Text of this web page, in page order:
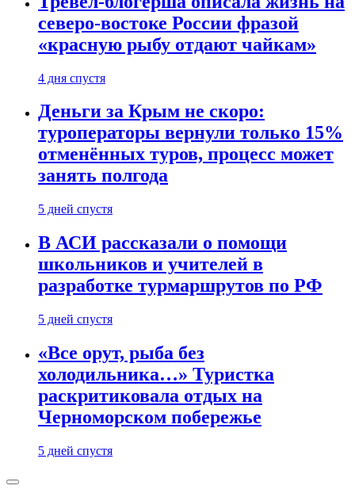
северо-востоке России фразой
«красную рыбу отдают чайкам»
4 дня спустя
Деньги за Крым не скоро:
туроператоры вернули только 15%
отменённых туров, процесс может
занять полгода
5 дней спустя
В АСИ рассказали о помощи
школьников и учителей в
разработке турмаршрутов по РФ
5 дней спустя
«Все орут, рыба без
холодильника…» Туристка
раскритиковала отдых на
Черноморском побережье
5 дней спустя